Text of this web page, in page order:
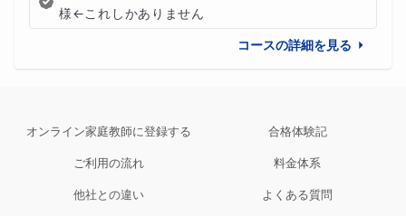
様←これしかありません
コースの詳細を見る
オンライン家庭教師に登録する 合格体験記
ご利用の流れ 料金体系
他社との違い よくある質問